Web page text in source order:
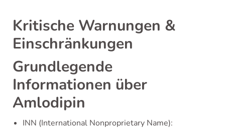
Kritische Warnungen &
Einschränkungen
Grundlegende
Informationen über
Amlodipin
INN (International Nonproprietary Name):